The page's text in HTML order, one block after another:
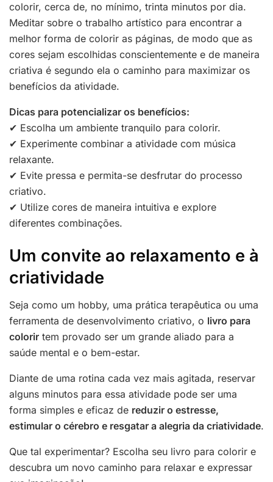
colorir, cerca de, no mínimo, trinta minutos por dia.
Meditar sobre o trabalho artístico para encontrar a
melhor forma de colorir as páginas, de modo que as
cores sejam escolhidas conscientemente e de maneira
criativa é segundo ela o caminho para maximizar os
benefícios da atividade.
Dicas para potencializar os benefícios:
✔ Escolha um ambiente tranquilo para colorir.
✔ Experimente combinar a atividade com música
relaxante.
✔ Evite pressa e permita-se desfrutar do processo
criativo.
✔ Utilize cores de maneira intuitiva e explore
diferentes combinações.
Um convite ao relaxamento e à
criatividade
Seja como um hobby, uma prática terapêutica ou uma
ferramenta de desenvolvimento criativo, o livro para
colorir tem provado ser um grande aliado para a
saúde mental e o bem-estar.
Diante de uma rotina cada vez mais agitada, reservar
alguns minutos para essa atividade pode ser uma
forma simples e eficaz de reduzir o estresse,
estimular o cérebro e resgatar a alegria da criatividade.
Que tal experimentar? Escolha seu livro para colorir e
descubra um novo caminho para relaxar e expressar